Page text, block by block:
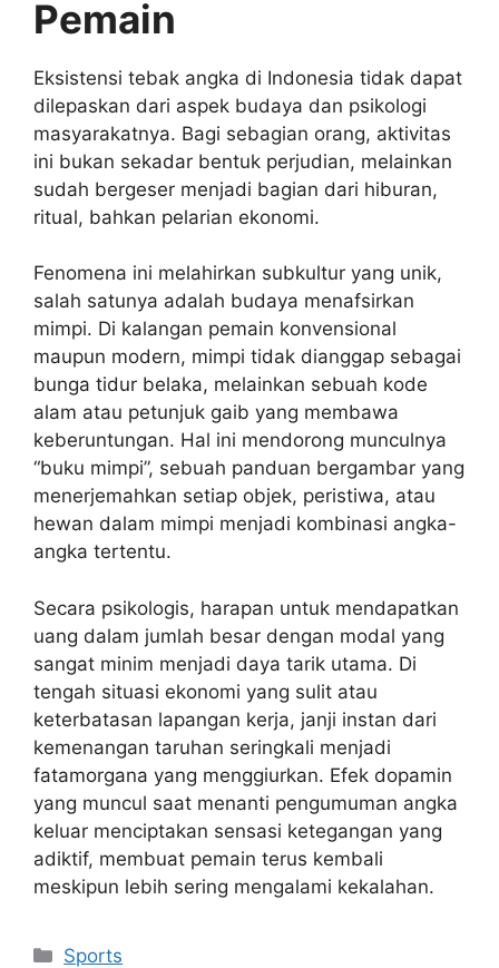
Pemain
Eksistensi tebak angka di Indonesia tidak dapat
dilepaskan dari aspek budaya dan psikologi
masyarakatnya. Bagi sebagian orang, aktivitas
ini bukan sekadar bentuk perjudian, melainkan
sudah bergeser menjadi bagian dari hiburan,
ritual, bahkan pelarian ekonomi.
Fenomena ini melahirkan subkultur yang unik,
salah satunya adalah budaya menafsirkan
mimpi. Di kalangan pemain konvensional
maupun modern, mimpi tidak dianggap sebagai
bunga tidur belaka, melainkan sebuah kode
alam atau petunjuk gaib yang membawa
keberuntungan. Hal ini mendorong munculnya
“buku mimpi”, sebuah panduan bergambar yang
menerjemahkan setiap objek, peristiwa, atau
hewan dalam mimpi menjadi kombinasi angka-
angka tertentu.
Secara psikologis, harapan untuk mendapatkan
uang dalam jumlah besar dengan modal yang
sangat minim menjadi daya tarik utama. Di
tengah situasi ekonomi yang sulit atau
keterbatasan lapangan kerja, janji instan dari
kemenangan taruhan seringkali menjadi
fatamorgana yang menggiurkan. Efek dopamin
yang muncul saat menanti pengumuman angka
keluar menciptakan sensasi ketegangan yang
adiktif, membuat pemain terus kembali
meskipun lebih sering mengalami kekalahan.
Categories
Sports